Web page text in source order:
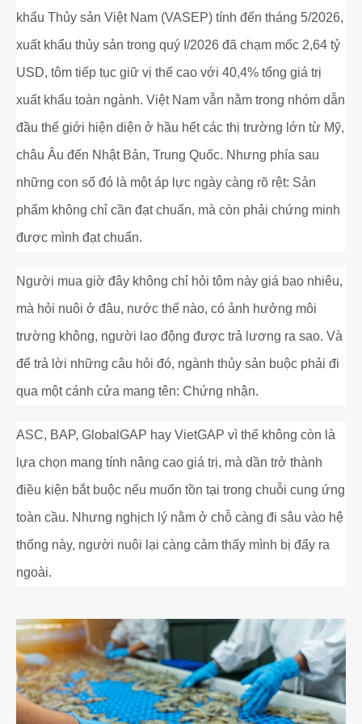
Cá Sủ Đất Giống Chất Lượng
Giống Cá Mú Lai Đen Chất Lượng
Giải Trí
Chính Sách Bảo Mật
khẩu Thủy sản Việt Nam (VASEP) tính đến tháng 5/2026,
xuất khẩu thủy sản trong quý I/2026 đã chạm mốc 2,64 tỷ
USD, tôm tiếp tục giữ vị thế cao với 40,4% tổng giá trị
xuất khẩu toàn ngành. Việt Nam vẫn nằm trong nhóm dẫn
đầu thế giới hiện diện ở hầu hết các thị trường lớn từ Mỹ,
châu Âu đến Nhật Bản, Trung Quốc. Nhưng phía sau
những con số đó là một áp lực ngày càng rõ rệt: Sản
phẩm không chỉ cần đạt chuẩn, mà còn phải chứng minh
được mình đạt chuẩn.
Người mua giờ đây không chỉ hỏi tôm này giá bao nhiêu,
mà hỏi nuôi ở đâu, nước thế nào, có ảnh hưởng môi
trường không, người lao động được trả lương ra sao. Và
để trả lời những câu hỏi đó, ngành thủy sản buộc phải đi
qua một cánh cửa mang tên: Chứng nhận.
ASC, BAP, GlobalGAP hay VietGAP vì thế không còn là
lựa chọn mang tính nâng cao giá trị, mà dần trở thành
điều kiện bắt buộc nếu muốn tồn tại trong chuỗi cung ứng
toàn cầu. Nhưng nghịch lý nằm ở chỗ càng đi sâu vào hệ
thống này, người nuôi lại càng cảm thấy mình bị đẩy ra
ngoài.